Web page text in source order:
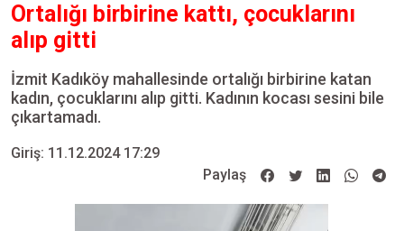
Ortalığı birbirine kattı, çocuklarını
alıp gitti
İzmit Kadıköy mahallesinde ortalığı birbirine katan
kadın, çocuklarını alıp gitti. Kadının kocası sesini bile
çıkartamadı.
Giriş: 11.12.2024 17:29
Paylaş